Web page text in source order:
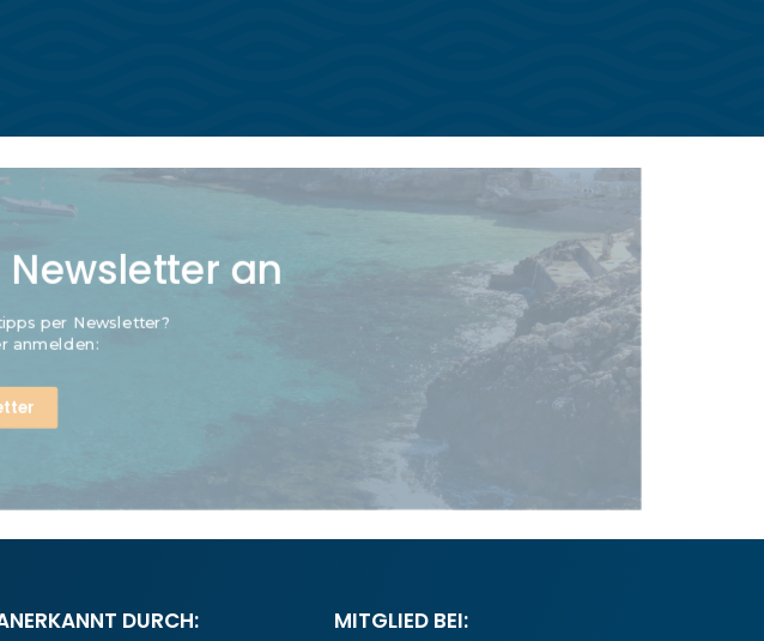
an
per Newsletter?
anmelden:
DURCH: MITGLIED BEI: